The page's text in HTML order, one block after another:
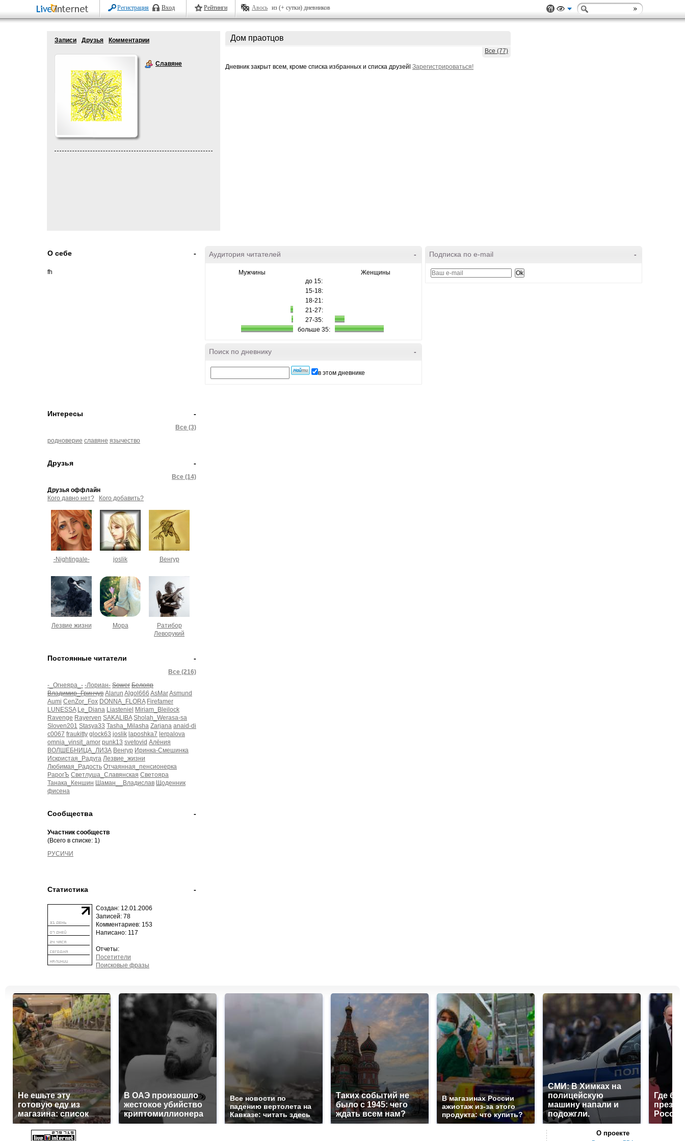
Регистрация Вход Рейтинги Авось из (+ сутки) дневников
Записи Друзья Комментарии
Славяне
Дом праотцов
Все (77)
Дневник закрыт всем, кроме списка избранных и списка друзейl Зарегистрироваться!
-
О себе
fh
-
Интересы
Все (3)
родноверие славяне язычество
-
Друзья
Все (14)
Друзья оффлайн
Кого давно нет?
Кого добавить?
-Nightingale- joslik Венгур
Лезвие жизни Мора
Ратибор
Леворукий
-
Постоянные читатели
Все (216)
-_Огнеяра_- -Лориан- Sower Белояр
Владимир_Гринчув Alarun Algol666 AsMarAsmund
Aumi CenZor_Fox DONNA_FLORA Firefamer
LUNESSA Le_Diana Liasteniel
Miriam_Bleilock
Ravenge Rayerven SAKALIBA Sholah_Werasa-sa
Sloven201 Stasya33 Tasha_Milasha Zarjana anaid-di
c0067 fraukitty glock63 joslik laposhka7 lerpalova
omnia_vinsit_amor punk13 svetovid Алёния
ВОЛШЕБНИЦА_ЛИЗА Венгур Иринка-Смешинка
Искристая_Радуга Лезвие_жизни
Любимая_Радость Отчаянная_пенсионерка
РарогЪ Светлуша_Славянская Светояра
Танака_Кеншин Шаман__Владислав Щоденник
фисена
-
Сообщества
Участник сообществ
(Всего в списке: 1)
РУСИЧИ
-
Статистика
Создан: 12.01.2006
Записей: 78
Комментариев: 153
Написано: 117
Отчеты:
Посетители
Поисковые фразы
-
Аудитория читателей
Мужчины
Женщины
до 15:
15-18:
18-21:
21-27:
27-35:
больше 35:
-
Поиск по дневнику
в этом дневнике
-
Подписка по e-mail
Не ешьте эту
готовую еду из
магазина: список
В ОАЭ произошло
жестокое убийство
криптомиллионера
Все новости по
падению вертолета на
Кавказе: читать здесь
Таких событий не
было с 1945: чего
ждать всем нам?
В магазинах России
ажиотаж из-за этого
продукта: что купить?
СМИ: В Химках на
полицейскую
машину напали и
подожгли.
Где
О проекте